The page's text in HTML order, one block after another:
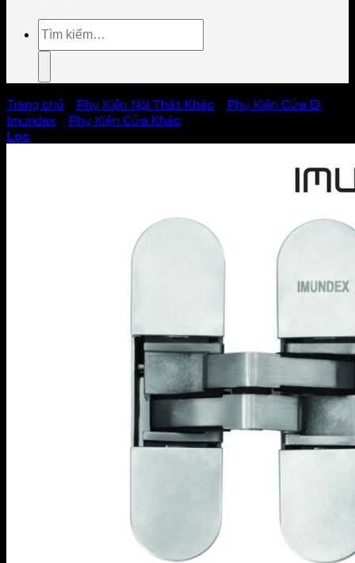
Tìm
kiếm:
Trang chủ Phụ Kiện Nội Thất Khác
Phụ Kiện Cửa Đi
Imundex
Phụ Kiện Cửa Khác
Lọc